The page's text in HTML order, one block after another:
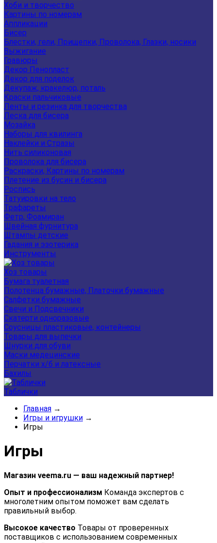
Хоби и творчество
Картины по номерам
Аппликации
Бисер
Блестки, гели, Прищепки, Проволока, Глазки, носики
Выжигание
Гравюры
Декор Пенопласт
Декор для поделок
Декупаж, кракелюр, поталь
Краски пальчиковые
Ленты и резинка для творчества
Леска для бисера
Мозайка
Наборы для квилинга
Наклейки и Стразы
Нить силиконовая
Проволока для бисера
Раскраски, Картины по номерам
Плетение из бусин и бисера
Роспись
Татуировки на тело
Трафареты
Фетр, Фоамиран
Швейная фурнитура
Штампы детские
Гадания и эзотерика
Инструменты
Хоз товары
Бумага туалетная
Полотенца бумажные, Платочки бумажные
Салфетки бумажные
Свечи и Подсвечники
Скатерти одноразовые
Соусницы пластиковые, контейнеры
Товары для выпечки
Шнурки для обуви
Маски медецинские
Перчатки х/б и латексные
Бахилы
Таблички
Главная →
Игры и игрушки →
Игры
Игры
Магазин veema.ru — ваш надежный партнер!
Опыт и профессионализм Команда экспертов с
многолетним опытом поможет вам сделать
правильный выбор.
Высокое качество Товары от проверенных
поставщиков с использованием современных